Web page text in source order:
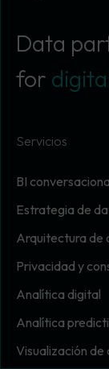
Data
for
Servicios
BI
Estrategia de
Arquitectura de
Privacidad y
Analítica digital
Analítica
Visualización de